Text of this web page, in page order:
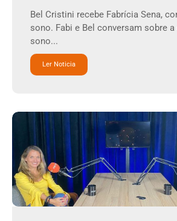
Bel Cristini recebe Fabrícia Sena,
sono. Fabi e Bel conversam sobre
sono...
Ler Noticia